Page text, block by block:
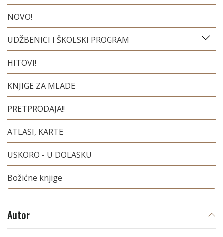
NOVO!
UDŽBENICI I ŠKOLSKI PROGRAM
HITOVI!
KNJIGE ZA MLADE
PRETPRODAJA!!
ATLASI, KARTE
USKORO - U DOLASKU
Božićne knjige
Autor